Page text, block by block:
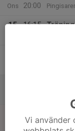
Ons
20:00
15
16:15
Träning
Vi använder